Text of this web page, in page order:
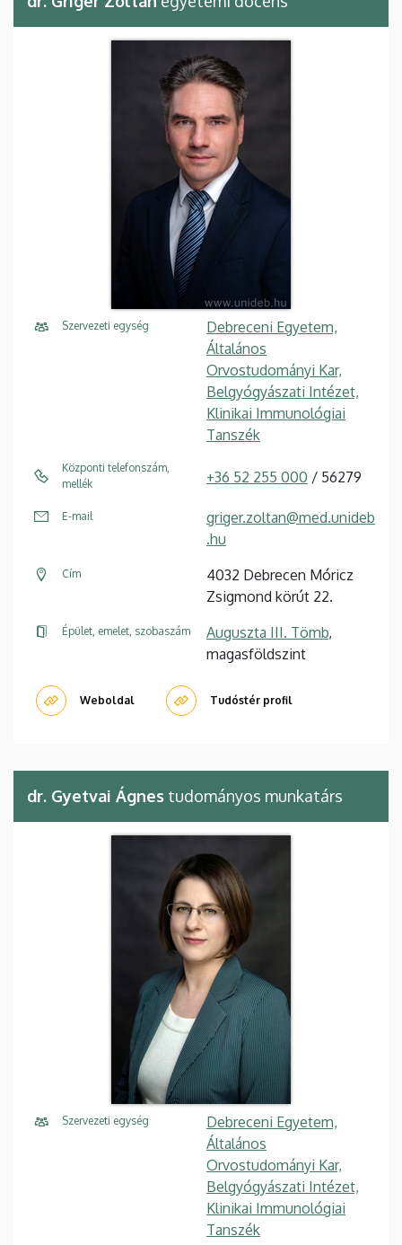
Szervezeti egység
Debreceni Egyetem,
Általános
Orvostudományi Kar,
Belgyógyászati Intézet,
Klinikai Immunológiai
Tanszék
Központi telefonszám,
mellék
+36 52 255 000 / 56279
E-mail
griger.zoltan@med.unideb
.hu
Cím
4032 Debrecen Móricz
Zsigmond körút 22.
Épület, emelet, szobaszám Auguszta III. Tömb,
magasföldszint
Weboldal Tudóstér profil
dr. Gyetvai Ágnes tudományos munkatárs
Szervezeti egység
Debreceni Egyetem,
Általános
Orvostudományi Kar,
Belgyógyászati Intézet,
Klinikai Immunológiai
Tanszék